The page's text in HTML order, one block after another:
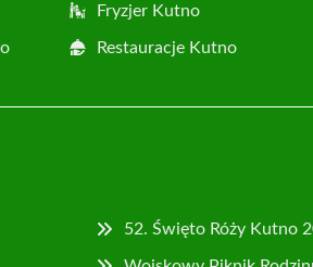
Fryzjer Kutno
Restauracje Kutno
52. Święto Róży Kutno